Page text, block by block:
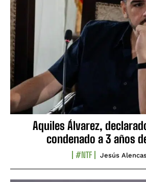
Aquiles Álvarez,
condenado a 3 años
#NTF Jesús